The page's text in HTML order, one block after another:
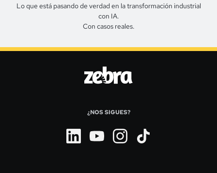
Lo que está pasando de verdad en la transformación industrial
con IA.
Con casos reales.
¿NOS SIGUES?